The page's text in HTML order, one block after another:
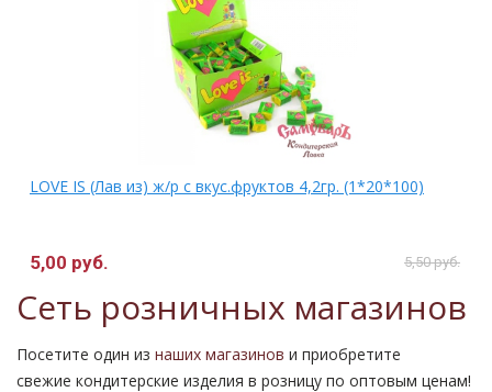
LOVE IS (Лав из) ж/р с вкус.фруктов 4,2гр. (1*20*100)
5,00 руб. 5,50 руб.
Сеть розничных магазинов
Посетите один из наших магазинов и приобретите
свежие кондитерские изделия в розницу по оптовым ценам!